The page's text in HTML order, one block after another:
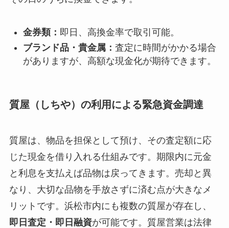
金券類： 即日、高換金率で取引可能。
ブランド品・貴金属： 査定に時間がかかる場合
がありますが、高額な現金化が期待できます。
質屋（しちや）の利用による緊急資金調達
質屋は、物品を担保として預け、その査定額に応
じた現金を借り入れる仕組みです。期限内に元金
と利息を支払えば品物は戻ってきます。売却と異
なり、大切な品物を手放さずに済む点が大きなメ
リットです。浜松市内にも複数の質屋が存在し、
即日査定・即日融資が可能です。質屋営業は法律